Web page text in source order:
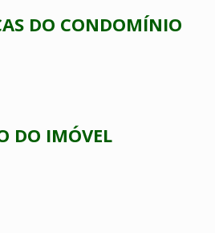
DO CONDOMÍNIO
DO IMÓVEL